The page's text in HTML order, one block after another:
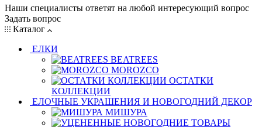
Наши специалисты ответят на любой интересующий вопрос
Задать вопрос
Каталог
ЕЛКИ
BEATREES
MOROZCO
ОСТАТКИ
КОЛЛЕКЦИИ
ЕЛОЧНЫЕ УКРАШЕНИЯ И НОВОГОДНИЙ ДЕКОР
МИШУРА